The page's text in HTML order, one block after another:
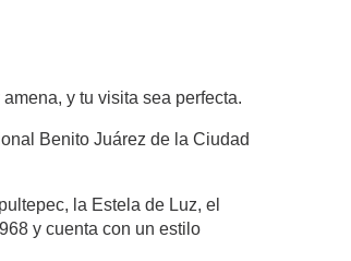
y tu visita sea perfecta.
Benito Juárez de la Ciudad
la Estela de Luz, el
y cuenta con un estilo